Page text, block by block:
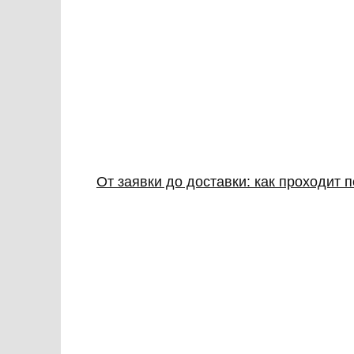
От заявки до доставки: как проходит